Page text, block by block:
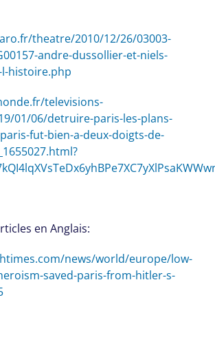
theatre/2010/12/26/03003-
andre-dussollier-et-niels-
histoire.php
televisions-
01/06/detruire-paris-les-plans-
fut-bien-a-deux-doigts-de-
en Anglais:
news/world/europe/low-
saved-paris-from-hitler-s-